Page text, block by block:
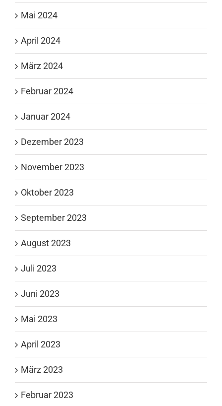
Mai 2024
April 2024
März 2024
Februar 2024
Januar 2024
Dezember 2023
November 2023
Oktober 2023
September 2023
August 2023
Juli 2023
Juni 2023
Mai 2023
April 2023
März 2023
Februar 2023